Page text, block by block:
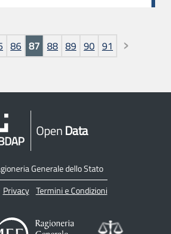
86 87 88 89 90 91
OpenData
Generale dello Stato
Privacy Termini e Condizioni